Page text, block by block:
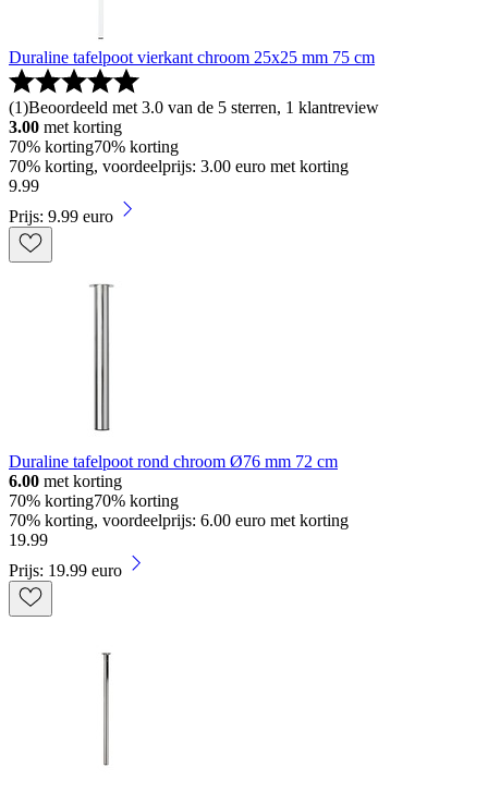
Duraline tafelpoot vierkant chroom 25x25 mm 75 cm
(1)Beoordeeld met 3.0 van de 5 sterren, 1 klantreview
3.00 met korting
70% korting70% korting
70% korting, voordeelprijs: 3.00 euro met korting
9.99
Prijs: 9.99 euro
Duraline tafelpoot rond chroom Ø76 mm 72 cm
6.00 met korting
70% korting70% korting
70% korting, voordeelprijs: 6.00 euro met korting
19.99
Prijs: 19.99 euro